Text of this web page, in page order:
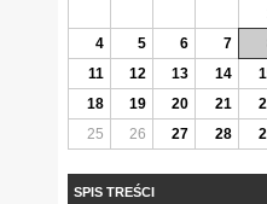
4
5 6 7
11
12 13 14
18
19 20 21
25
26 27 28
SPIS TREŚCI